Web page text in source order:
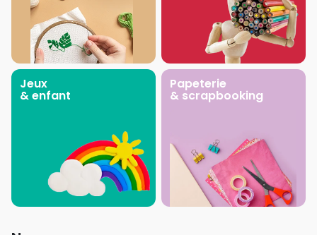
Jeux
& enfant
Papeterie
& scrapbooking